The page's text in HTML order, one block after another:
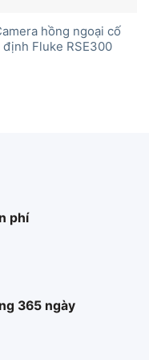
hồng ngoại cố
định Fluke RSE300
phí
365 ngày